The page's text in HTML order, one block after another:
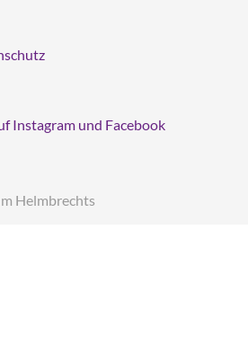
Instagram und Facebook
Helmbrechts